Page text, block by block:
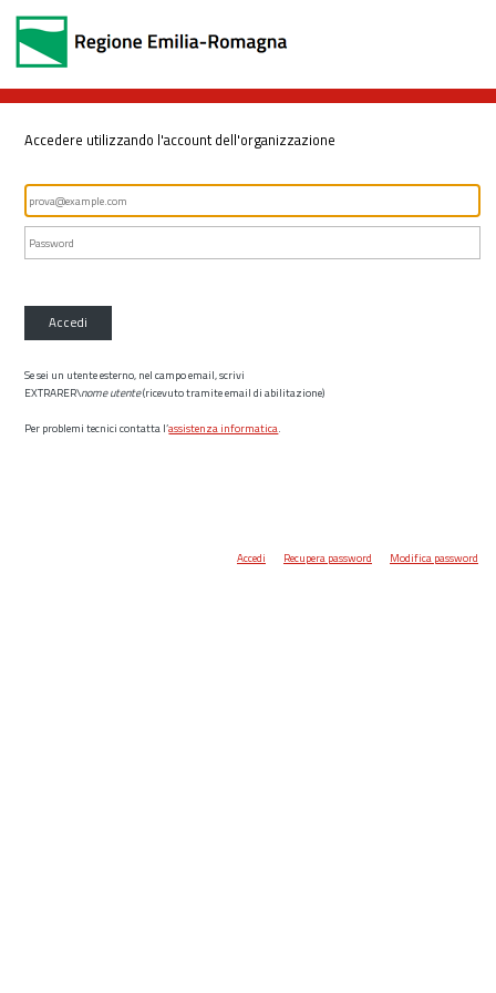
Accedere utilizzando l'account dell'organizzazione
Accedi
Se sei un utente esterno, nel campo email, scrivi
EXTRARER\nome utente(ricevuto tramite email di abilitazione)
Per problemi tecnici contatta l’assistenza informatica.
Accedi Recupera password Modifica password